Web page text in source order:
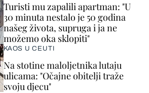
Turisti mu zapalili apartman: "U
30 minuta nestalo je 50 godina
našeg života, supruga i ja ne
možemo oka sklopiti"
KAOS U CEUTI
Na stotine maloljetnika lutaju
ulicama: "Očajne obitelji traže
svoju djecu"